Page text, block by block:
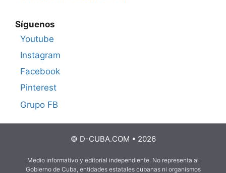
Síguenos
Youtube
Instagram
Facebook
Pinterest
Grupo FB
© D-CUBA.COM • 2026
Medio informativo y editorial independiente. No representa al
Gobierno de Cuba, entidades estatales cubanas ni organismos